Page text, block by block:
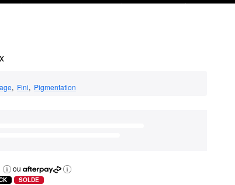
, Fini, Pigmentation
ou
SOLDE